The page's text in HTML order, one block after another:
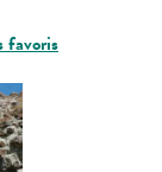
favoris